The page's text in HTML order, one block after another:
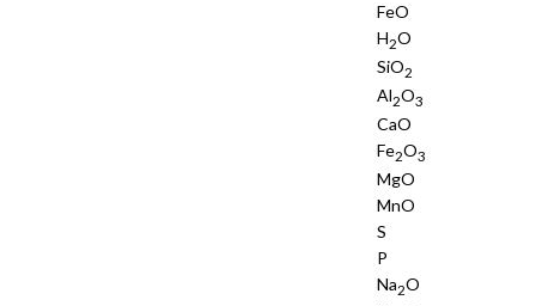
FeO
H2O
SiO2
Al2O3
CaO
Fe2O3
MgO
MnO
S
P
Na2O